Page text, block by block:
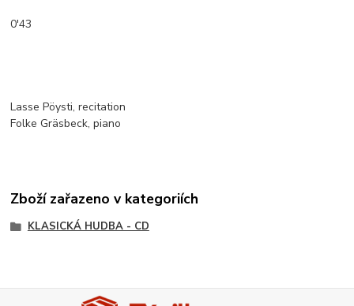
0'43
Lasse Pöysti, recitation
Folke Gräsbeck, piano
Zboží zařazeno v kategoriích
KLASICKÁ HUDBA - CD